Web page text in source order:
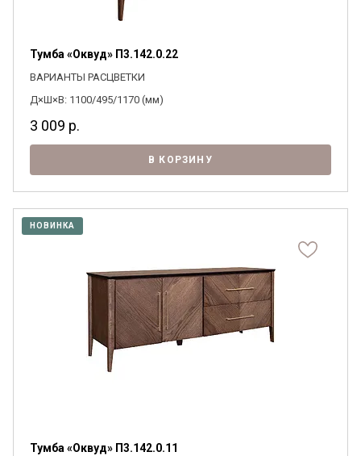
Тумба «Оквуд» П3.142.0.22
ВАРИАНТЫ РАСЦВЕТКИ
Д×Ш×В: 1100/495/1170 (мм)
3 009 р.
В КОРЗИНУ
НОВИНКА
Тумба «Оквуд» П3.142.0.11